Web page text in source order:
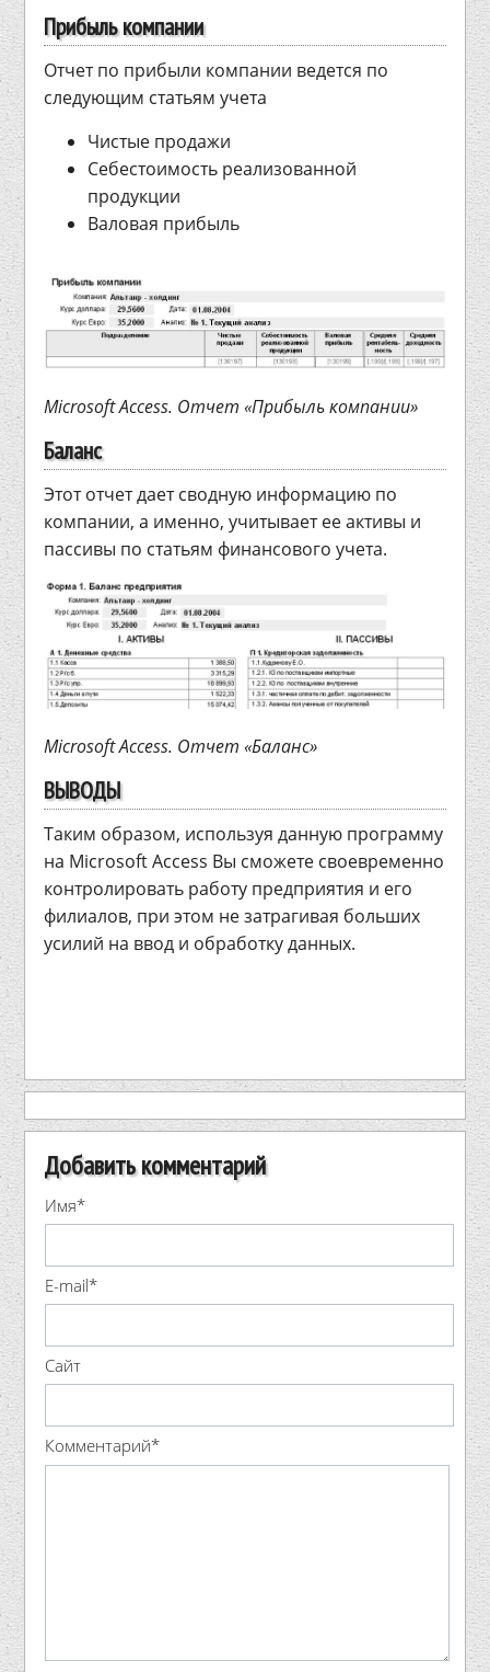
Прибыль компании
Отчет по прибыли компании ведется по
следующим статьям учета
Чистые продажи
Себестоимость реализованной
продукции
Валовая прибыль
Microsoft Access. Отчет «Прибыль компании»
Баланс
Этот отчет дает сводную информацию по
компании, а именно, учитывает ее активы и
пассивы по статьям финансового учета.
Microsoft Access. Отчет «Баланс»
ВЫВОДЫ
Таким образом, используя данную программу
на Microsoft Access Вы сможете своевременно
контролировать работу предприятия и его
филиалов, при этом не затрагивая больших
усилий на ввод и обработку данных.
Добавить комментарий
Имя*
E-mail*
Сайт
Комментарий*